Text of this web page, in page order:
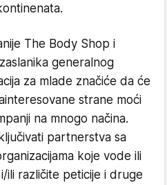
The Body Shop i
generalnog
za mlade značiće da će
strane moći
na mnogo načina.
partnerstva sa
koje vode ili
ili različite peticije i druge